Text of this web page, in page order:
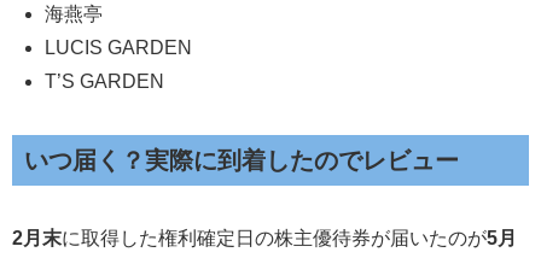
海燕亭
LUCIS GARDEN
T’S GARDEN
いつ届く？実際に到着したのでレビュー
2月末に取得した権利確定日の株主優待券が届いたのが5月